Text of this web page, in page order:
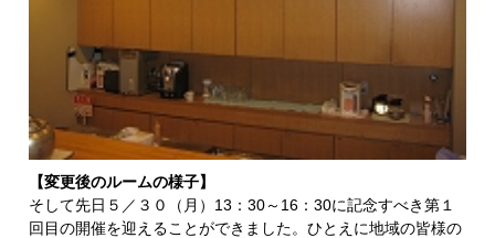
【変更後のルームの様子】
そして先日５／３０（月）13：30～16：30に記念すべき第１
回目の開催を迎えることができました。ひとえに地域の皆様の